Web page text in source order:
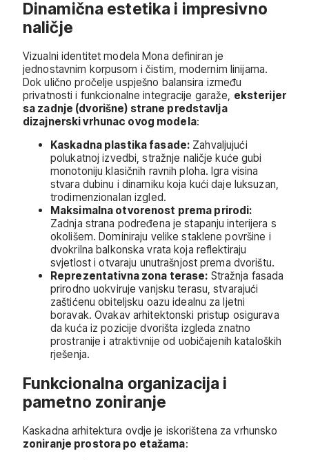
Dinamična estetika i impresivno
naličje
Vizualni identitet modela Mona definiran je
jednostavnim korpusom i čistim, modernim linijama.
Dok ulično pročelje uspješno balansira između
privatnosti i funkcionalne integracije garaže, eksterijer
sa zadnje (dvorišne) strane predstavlja
dizajnerski vrhunac ovog modela:
Kaskadna plastika fasade: Zahvaljujući
polukatnoj izvedbi, stražnje naličje kuće gubi
monotoniju klasičnih ravnih ploha. Igra visina
stvara dubinu i dinamiku koja kući daje luksuzan,
trodimenzionalan izgled.
Maksimalna otvorenost prema prirodi:
Zadnja strana podređena je stapanju interijera s
okolišem. Dominiraju velike staklene površine i
dvokrilna balkonska vrata koja reflektiraju
svjetlost i otvaraju unutrašnjost prema dvorištu.
Reprezentativna zona terase: Stražnja fasada
prirodno uokviruje vanjsku terasu, stvarajući
zaštićenu obiteljsku oazu idealnu za ljetni
boravak. Ovakav arhitektonski pristup osigurava
da kuća iz pozicije dvorišta izgleda znatno
prostranije i atraktivnije od uobičajenih kataloških
rješenja.
Funkcionalna organizacija i
pametno zoniranje
Kaskadna arhitektura ovdje je iskorištena za vrhunsko
zoniranje prostora po etažama: